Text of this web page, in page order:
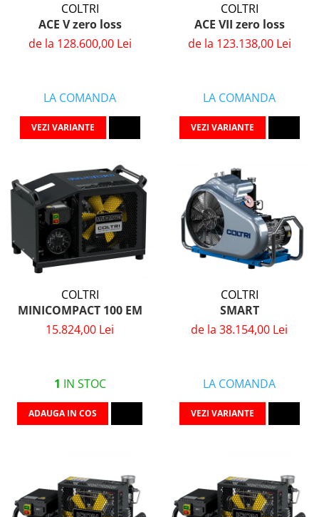
COLTRI
ACE V zero loss
de la 128.600,00 Lei
LA COMANDA
VEZI VARIANTE
COLTRI
ACE VII zero loss
de la 123.138,00 Lei
LA COMANDA
VEZI VARIANTE
COLTRI
MINICOMPACT 100 EM
15.824,00 Lei
1 IN STOC
ADAUGA IN COS
COLTRI
SMART
de la 38.154,00 Lei
LA COMANDA
VEZI VARIANTE